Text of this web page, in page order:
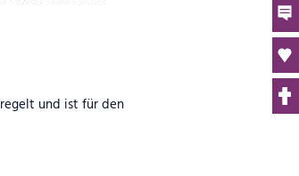
und ist für den